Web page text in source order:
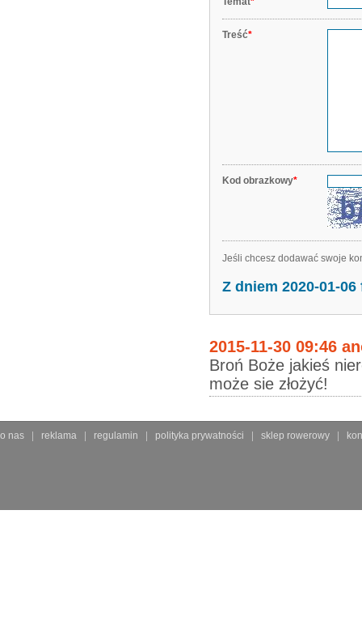
Treść*
Kod obrazkowy*
Jeśli chcesz dodawać swoje
Z dniem 2020-01-
2015-11-30 09:46
Broń Boże jakieś
może sie złożyć!
o nas reklama regulamin polityka prywatności sklep rowerowy